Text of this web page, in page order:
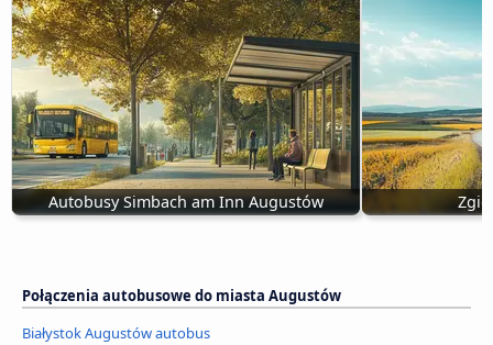
Autobusy Simbach am Inn Augustów
Połączenia autobusowe do miasta Augustów
Białystok Augustów autobus